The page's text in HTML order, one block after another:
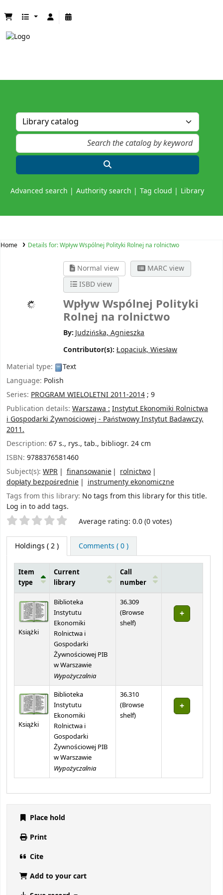
Advanced search Authority search Tag cloud Library
Home Details for:Wpływ Wspólnej Polityki Rolnej na rolnictwo
Normal view
MARC view
ISBD view
Wpływ Wspólnej Polityki
Rolnej na rolnictwo
By: Judzińska, Agnieszka
Contributor(s): Łopaciuk, Wiesław
Material type:
Text
Language: Polish
Series: PROGRAM WIELOLETNI 2011-2014; 9
Publication details: Warszawa :Instytut Ekonomiki Rolnictwa
i Gospodarki Żywnościowej - Państwowy Instytut Badawczy,
2011.
Description: 67 s., rys., tab., bibliogr. 24 cm
ISBN: 9788376581460
Subject(s): WPR finansowanie
rolnictwo
dopłaty bezpośrednie
instrumenty ekonomiczne
Tags from this library: No tags from this library for this title.
Log in to add tags.
Star ratings Average rating: 0.0 (0 votes)
Holdings ( 2 ) Comments ( 0 )
Item
type
Current
library
Call
number
Książki
Biblioteka
Instytutu
Ekonomiki
Rolnictwa i
Gospodarki
Żywnościowej PIB
w Warszawie
Wypożyczalnia
36.309
(Browse
shelf(Opens below)
)
Książki
Biblioteka
Instytutu
Ekonomiki
Rolnictwa i
Gospodarki
Żywnościowej PIB
w Warszawie
Wypożyczalnia
36.310
(Browse
shelf(Opens below)
)
Place hold
Print
Cite
Add to your cart